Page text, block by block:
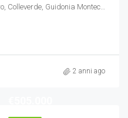
Via dell'Orsa Minore, Parco Azzurro, Colleverde, Guidonia Montecelio, Roma, Lazio, 00131, Italia
2 anni ago